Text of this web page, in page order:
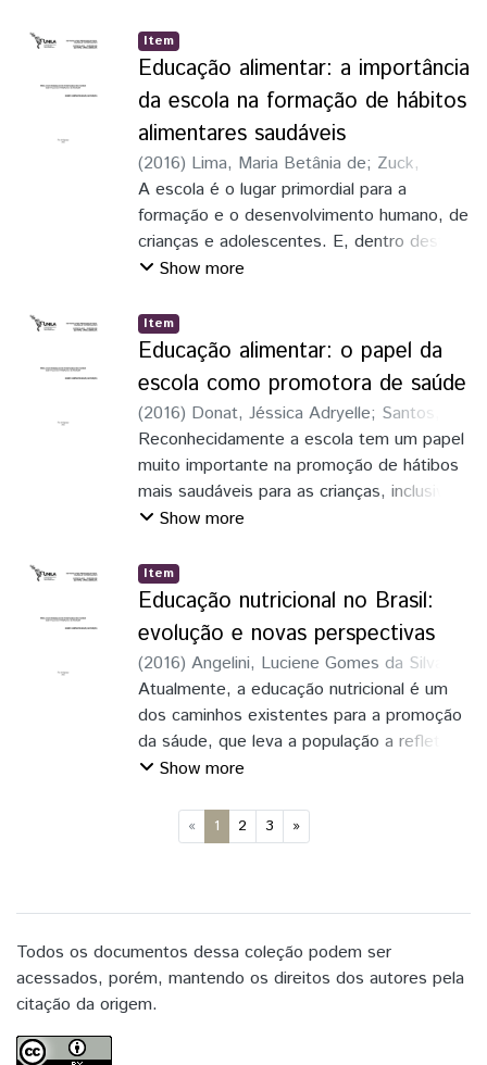
realização de educação alimentar contínua
nesses locais é essencial. Se os
professores tiverem uma alimentçaão
adequada podem se motivar e melhor
orientar as crianças. Objetivo: conhecer os
hábitos alimentares e experiências de
educação alimentar de professores de
Centro Municipal de Educação Infantil
(CMEI) um do Município de Foz do Iguaçu-
PR.
Item
Educação alimentar: a importância
da escola na formação de hábitos
alimentares saudáveis
(2016) Lima, Maria Betânia de; Zuck,
Débora Villetti
A escola é o lugar primordial para a
formação e o desenvolvimento humano, de
crianças e adolescentes. E, dentro desta,
pode abranger ações de promoção à
para uma alimentçaão adequada e saudável
para a construção do conhecimento crítico
e que estimule um viver com qualidade,
hoje e no futuro.
Show more
Item
Educação alimentar: o papel da
escola como promotora de saúde
(2016) Donat, Jéssica Adryelle; Santos,
Clenise Maria Capallani dos
Reconhecidamente a escola tem um papel
muito importante na promoção de hátibos
mais saudáveis para as crianças, inclusive
no que se refere à uma alimentação mais
do aluno.
Show more
Item
Educação nutricional no Brasil:
evolução e novas perspectivas
(2016) Angelini, Luciene Gomes da Silva
Triches, Rozane Marcia
Atualmente, a educação nutricional é um
dos caminhos existentes para a promoção
da sáude, que leva a população a refletir
sobre o seu comportamento alimentar a
importância da alimentação para a saúde,
permitindo a transformação e o resgate
Show more
« 1(current)
2 3 »
Todos os documentos dessa coleção podem ser
acessados, porém, mantendo os direitos dos autores pela
citação da origem.